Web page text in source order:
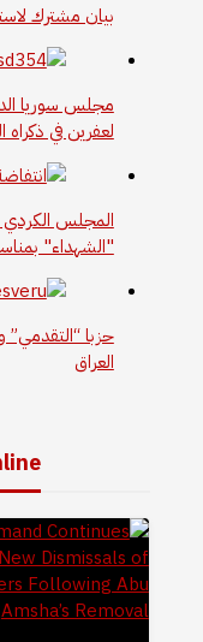
بيان مشترك
مجلس سوريا
لعفرين في ذكراه
المجلس الكردي
"الشهداء" بمناسبة
حزبا
العراق